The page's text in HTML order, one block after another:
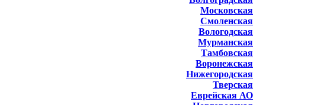
Московская
Смоленская
Вологодская
Мурманская
Тамбовская
Воронежская
Нижегородская
Тверская
Еврейская АО